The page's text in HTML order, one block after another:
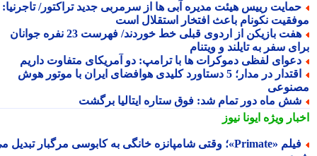
رییس هیئت مدیره آبی ها از سرمربی جدید تراکتور/ تاجرنیا:
نکونام باعث افتخار استقلال است
هفت بازیکن از اردوی قبلی خط خوردند/ فهرست 23 نفره جوانان
سفر به تایلند و ویتنام
لفظی دموکرات ها با ترامپ: دو آمریکای متفاوت داریم
اقتدار در مدار؛ 5 دستاورد کلیدی هوافضای ایران با موتور هوش
ماه دور تمام شد: فوق ستاره ایتالیا برگشت
ویژهایونا نیوز
فیلم «Primate»؛ وقتی شامپانزه خانگی به کابوسی مرگبار تبدیل می